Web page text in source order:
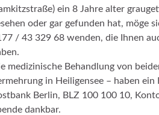
ein 8 Jahre alter
oder gar gefunden hat, möge
/ 43 329 68 wenden, die Ihnen
medizinische Behandlung von
in Heiligensee – haben
Berlin, BLZ 100 100 10,
dankbar.